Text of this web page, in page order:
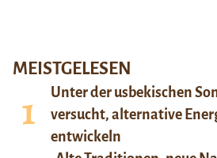
MEISTGELESEN
Unter der usbekischen
versucht, alternative
entwickeln